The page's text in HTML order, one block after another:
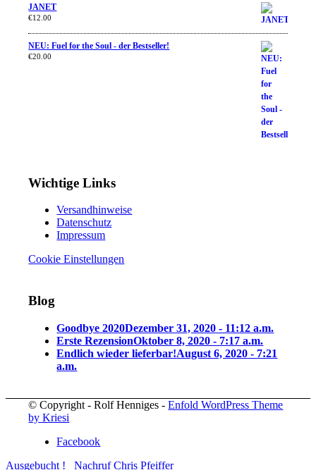
JANET
€12.00
NEU: Fuel for the Soul - der Bestseller!
€20.00
Wichtige Links
Versandhinweise
Datenschutz
Impressum
Cookie Einstellungen
Blog
Goodbye 2020Dezember 31, 2020 - 11:12 a.m.
Erste RezensionOktober 8, 2020 - 7:17 a.m.
Endlich wieder lieferbar!August 6, 2020 - 7:21
a.m.
© Copyright - Rolf Henniges -Enfold WordPress Theme
by Kriesi
Facebook
Ausgebucht !
Nachruf Chris Pfeiffer